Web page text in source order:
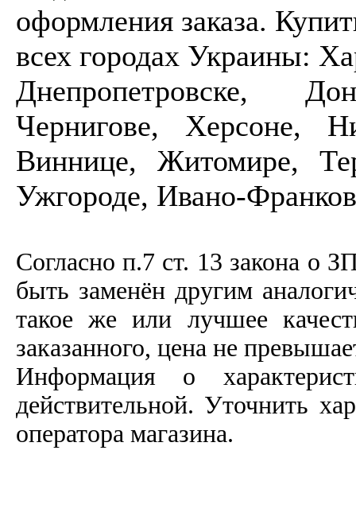
оформления заказа.
всех городах Украины:
Днепропетровске,
Чернигове, Херсоне,
Виннице, Житомире,
Ужгороде, Ивано-
Согласно п.7 ст. 13 закона о
быть заменён другим
такое же или лучшее
заказанного, цена не
Информация о
действительной. Уточнить
оператора магазина.